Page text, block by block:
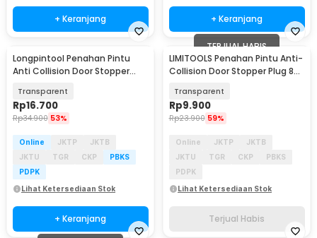
+ Keranjang + Keranjang
Longpintool Penahan Pintu
Anti Collision Door Stopper
Transparent
Rp16.700
Rp34.900 53%
Online JKTP
JKTB
JKTU
TGR CKP
PBKS
PDPK
Lihat Ketersediaan Stok
+ Keranjang
TERJUAL HABIS
LIMITOOLS Penahan Pintu Anti-
Collision Door Stopper Plug 8
Transparent
Rp9.900
Rp23.900 59%
Online JKTP
JKTB
JKTU
TGR CKP
PBKS
PDPK
Lihat Ketersediaan Stok
Terjual Habis